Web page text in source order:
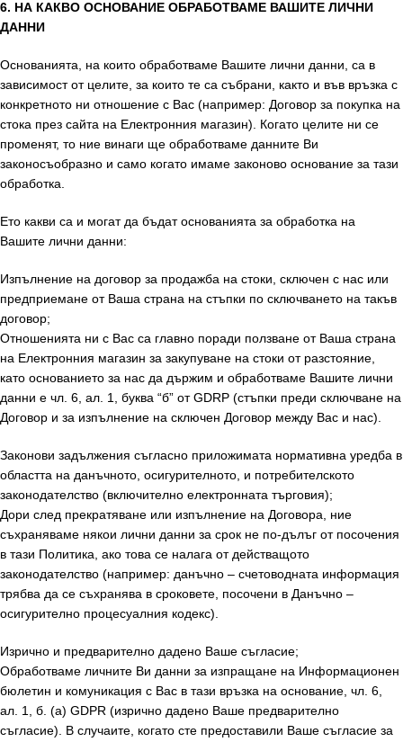
6. НА КАКВО ОСНОВАНИЕ ОБРАБОТВАМЕ ВАШИТЕ ЛИЧНИ
ДАННИ
Основанията, на които обработваме Вашите лични данни, са в
зависимост от целите, за които те са събрани, както и във връзка с
конкретното ни отношение с Вас (например: Договор за покупка на
cтока през сайта на Електронния магазин). Когато целите ни се
променят, то ние винаги ще обработваме данните Ви
законосъобразно и само когато имаме законово основание за тази
обработка.
Ето какви са и могат да бъдат основанията за обработка на
Вашите лични данни:
Изпълнение на договор за продажба на стоки, сключен с нас или
предприемане от Ваша страна на стъпки по сключването на такъв
договор;
Отношенията ни с Вас са главно поради ползване от Ваша страна
на Електронния магазин за закупуване на стоки от разстояние,
като основанието за нас да държим и обработваме Вашите лични
данни е чл. 6, ал. 1, буква “б” от GDRP (стъпки преди сключване на
Договор и за изпълнение на сключен Договор между Вас и нас).
Законови задължения съгласно приложимата нормативна уредба в
областта на данъчното, осигурителното, и потребителското
законодателство (включително електронната търговия);
Дори след прекратяване или изпълнение на Договора, ние
съхраняваме някои лични данни за срок не по-дълъг от посочения
в тази Политика, ако това се налага от действащото
законодателство (например: данъчно – счетоводната информация
трябва да се съхранява в сроковете, посочени в Данъчно –
осигурително процесуалния кодекс).
Изрично и предварително дадено Ваше съгласие;
Обработваме личните Ви данни за изпращане на Информационен
бюлетин и комуникация с Вас в тази връзка на основание, чл. 6,
ал. 1, б. (а) GDPR (изрично дадено Ваше предварително
съгласие). В случаите, когато сте предоставили Ваше съгласие за